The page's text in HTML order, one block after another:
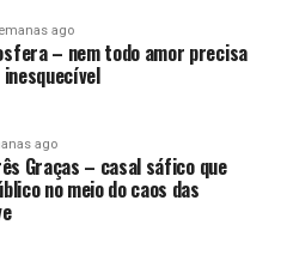
ago
– nem todo amor precisa
ago
Graças – casal sáfico que
no meio do caos das